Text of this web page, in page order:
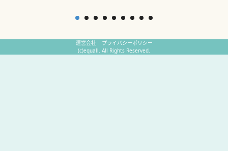
運営会社
プライバシーポリシー
(c)equall. All Rights Reserved.